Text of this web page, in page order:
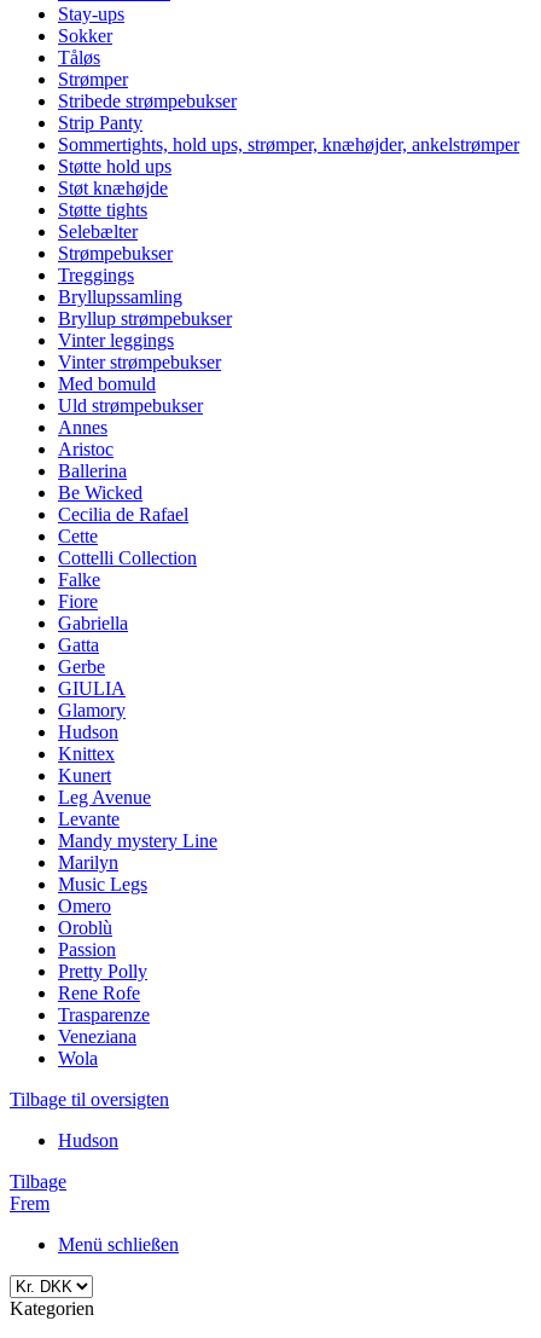
Stay-ups
Sokker
Tåløs
Strømper
Stribede strømpebukser
Strip Panty
Sommertights, hold ups, strømper, knæhøjder, ankelstrømper
Støtte hold ups
Støt knæhøjde
Støtte tights
Selebælter
Strømpebukser
Treggings
Bryllupssamling
Bryllup strømpebukser
Vinter leggings
Vinter strømpebukser
Med bomuld
Uld strømpebukser
Annes
Aristoc
Ballerina
Be Wicked
Cecilia de Rafael
Cette
Cottelli Collection
Falke
Fiore
Gabriella
Gatta
Gerbe
GIULIA
Glamory
Hudson
Knittex
Kunert
Leg Avenue
Levante
Mandy mystery Line
Marilyn
Music Legs
Omero
Oroblù
Passion
Pretty Polly
Rene Rofe
Trasparenze
Veneziana
Wola
Tilbage til oversigten
Hudson
Tilbage
Frem
Menü schließen
Kategorien